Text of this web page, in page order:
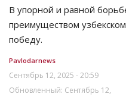
В упорной и равной
преимуществом
победу.
Pavlodarnews
Сентябрь 12, 2025 - 20:59
Обновленный: Сентябрь 12,